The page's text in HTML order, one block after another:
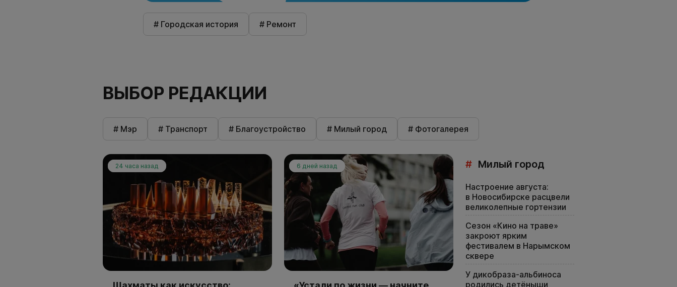
# Городская история # Ремонт
ВЫБОР РЕДАКЦИИ
# Мэр # Транспорт # Благоустройство # Милый город # Фотогалерея
24 часа назад 6 дней назад # Милый город
Настроение августа:
в Новосибирске расцвели
великолепные гортензии
Сезон «Кино на траве»
закроют ярким
фестивалем в Нарымском
сквере
У дикобраза-альбиноса
родились детёныши